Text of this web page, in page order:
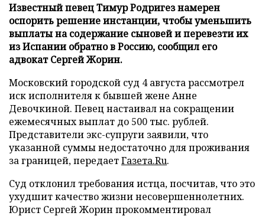
Известный певец Тимур Родригез намерен
оспорить решение инстанции, чтобы уменьшить
выплаты на содержание сыновей и перевезти их
из Испании обратно в Россию, сообщил его
адвокат Сергей Жорин.
Московский городской суд 4 августа рассмотрел
иск исполнителя к бывшей жене Анне
Девочкиной. Певец настаивал на сокращении
ежемесячных выплат до 500 тыс. рублей.
Представители экс-супруги заявили, что
указанной суммы недостаточно для проживания
за границей, передаетГазета.Ru.
Суд отклонил требования истца, посчитав, что это
ухудшит качество жизни несовершеннолетних.
Юрист Сергей Жорин прокомментировал